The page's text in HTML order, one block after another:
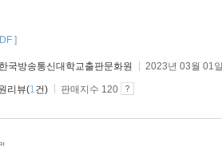
]
한국방송통신대학교출판문화원 2023년 03월 01일
리뷰(1건) 판매지수 120